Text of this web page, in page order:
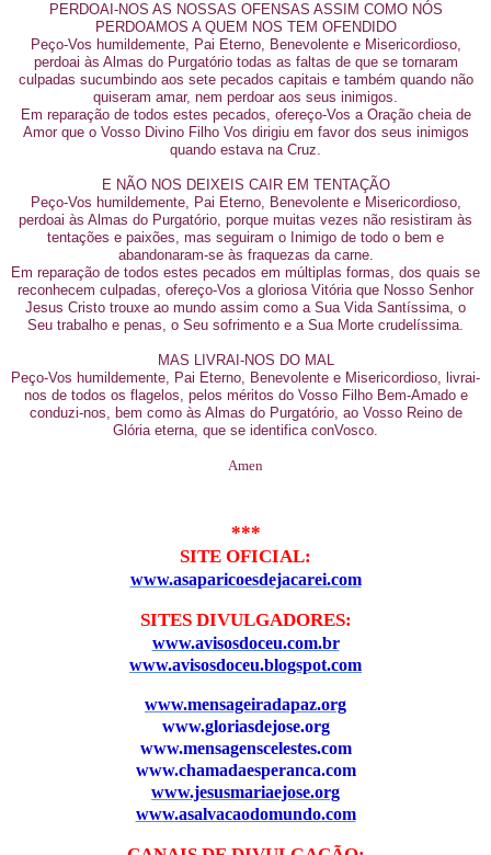
PERDOAI-NOS AS NOSSAS OFENSAS ASSIM COMO NÓS
PERDOAMOS A QUEM NOS TEM OFENDIDO
Peço-Vos humildemente, Pai Eterno, Benevolente e Misericordioso,
perdoai às Almas do Purgatório todas as faltas de que se tornaram
culpadas sucumbindo aos sete pecados capitais e também quando não
quiseram amar, nem perdoar aos seus inimigos.
Em reparação de todos estes pecados, ofereço-Vos a Oração cheia de
Amor que o Vosso Divino Filho Vos dirigiu em favor dos seus inimigos
quando estava na Cruz.
E NÃO NOS DEIXEIS CAIR EM TENTAÇÃO
Peço-Vos humildemente, Pai Eterno, Benevolente e Misericordioso,
perdoai às Almas do Purgatório, porque muitas vezes não resistiram às
tentações e paixões, mas seguiram o Inimigo de todo o bem e
abandonaram-se às fraquezas da carne.
Em reparação de todos estes pecados em múltiplas formas, dos quais se
reconhecem culpadas, ofereço-Vos a gloriosa Vitória que Nosso Senhor
Jesus Cristo trouxe ao mundo assim como a Sua Vida Santíssima, o
Seu trabalho e penas, o Seu sofrimento e a Sua Morte crudelíssima.
MAS LIVRAI-NOS DO MAL
Peço-Vos humildemente, Pai Eterno, Benevolente e Misericordioso, livrai-
nos de todos os flagelos, pelos méritos do Vosso Filho Bem-Amado e
conduzi-nos, bem como às Almas do Purgatório, ao Vosso Reino de
Glória eterna, que se identifica conVosco.
Amen
***
SITE OFICIAL:
www.asaparicoesdejacarei.com
SITES DIVULGADORES:
www.avisosdoceu.com.br
www.avisosdoceu.blogspot.com
www.mensageiradapaz.org
www.gloriasdejose.org
www.mensagenscelestes.com
www.chamadaesperanca.com
www.jesusmariaejose.org
www.asalvacaodomundo.com